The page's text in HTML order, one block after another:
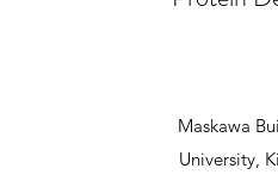
Maskawa
University,